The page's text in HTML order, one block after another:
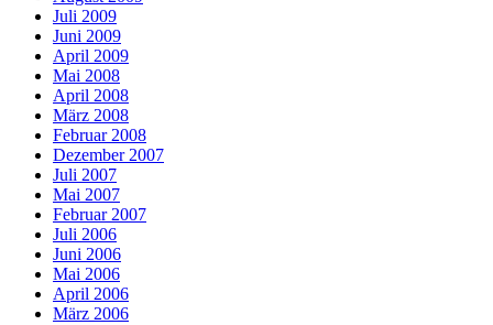
Juli 2009
Juni 2009
April 2009
Mai 2008
April 2008
März 2008
Februar 2008
Dezember 2007
Juli 2007
Mai 2007
Februar 2007
Juli 2006
Juni 2006
Mai 2006
April 2006
März 2006